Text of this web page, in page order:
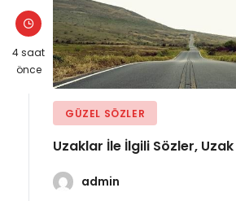
4 saat
önce
GÜZEL SÖZLER
Uzaklar İle İlgili Sözler,
admin